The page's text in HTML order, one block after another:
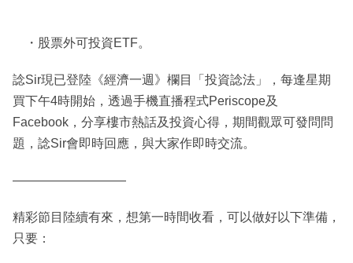
・股票外可投資ETF。
諗Sir現已登陸《經濟一週》欄目「投資諗法」，每逢星期
買下午4時開始，透過手機直播程式Periscope及
Facebook，分享樓市熱話及投資心得，期間觀眾可發問問
題，諗Sir會即時回應，與大家作即時交流。
—————————
精彩節目陸續有來，想第一時間收看，可以做好以下準備，
只要：